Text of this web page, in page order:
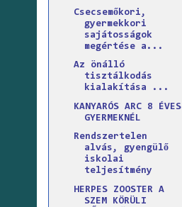
Csecsemőkori,
gyermekkori
sajátosságok
megértése a...
Az önálló
tisztálkodás
kialakítása ...
KANYARÓS ARC 8 ÉVES
GYERMEKNÉL
Rendszertelen
alvás, gyengülő
iskolai
teljesítmény
HERPES ZOOSTER A
SZEM KÖRÜLI